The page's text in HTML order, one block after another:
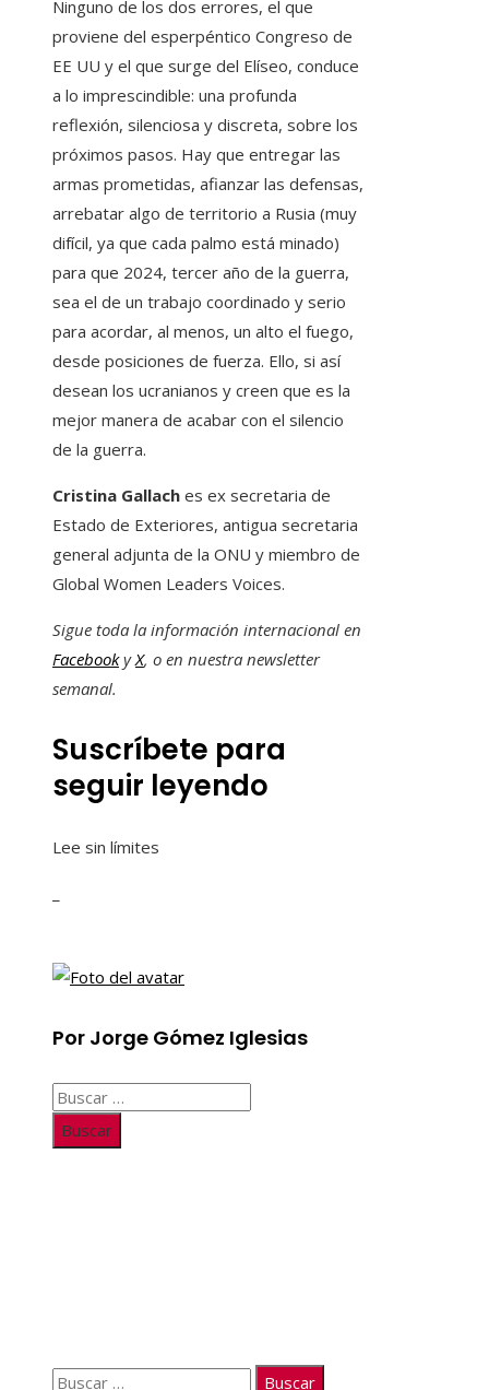
Ninguno de los dos errores, el que
proviene del esperpéntico Congreso de
EE UU y el que surge del Elíseo, conduce
a lo imprescindible: una profunda
reflexión, silenciosa y discreta, sobre los
próximos pasos. Hay que entregar las
armas prometidas, afianzar las defensas,
arrebatar algo de territorio a Rusia (muy
difícil, ya que cada palmo está minado)
para que 2024, tercer año de la guerra,
sea el de un trabajo coordinado y serio
para acordar, al menos, un alto el fuego,
desde posiciones de fuerza. Ello, si así
desean los ucranianos y creen que es la
mejor manera de acabar con el silencio
de la guerra.
Cristina Gallach es ex secretaria de
Estado de Exteriores, antigua secretaria
general adjunta de la ONU y miembro de
Global Women Leaders Voices.
Sigue toda la información internacional en
FacebookyX, o en nuestra newsletter
semanal.
Suscríbete para
seguir leyendo
Lee sin límites
Por Jorge Gómez Iglesias
Buscar:
Buscar: